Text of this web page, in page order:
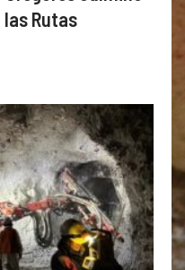
las Rutas